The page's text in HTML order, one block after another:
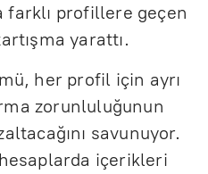
farklı profillere geçen
yarattı.
her profil için ayrı
zorunluluğunun
savunuyor.
içerikleri